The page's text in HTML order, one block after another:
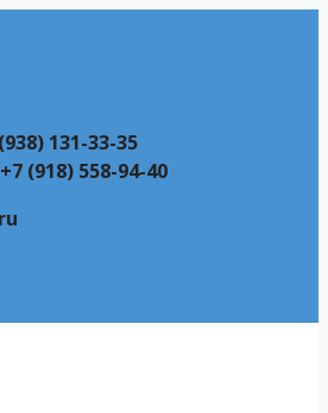
131-33-35
(918) 558-94-40